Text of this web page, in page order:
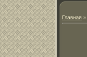
Главная »